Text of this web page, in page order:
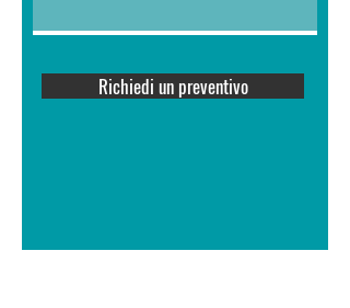
Richiedi un preventivo